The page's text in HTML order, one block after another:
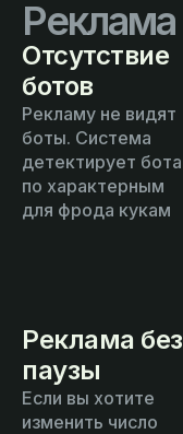
Реклама
Отсутствие
ботов
Рекламу не видят
боты. Система
детектирует бота
по характерным
для фрода кукам
Реклама без
паузы
Если вы хотите
изменить число